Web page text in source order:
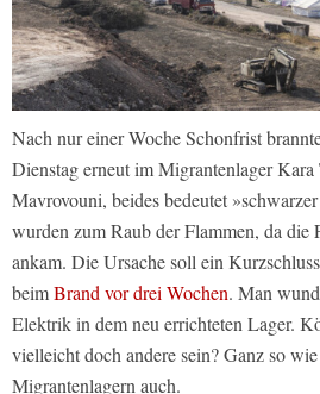
Nach nur einer Woche Schonfrist
Dienstag erneut im Migrantenlager Kara
Mavrovouni, beides bedeutet
wurden zum Raub der Flammen, da die
ankam. Die Ursache soll ein
beimBrand vor drei Wochen. Man
Elektrik in dem neu errichteten Lager.
vielleicht doch andere sein? Ganz so
Migrantenlagern auch.